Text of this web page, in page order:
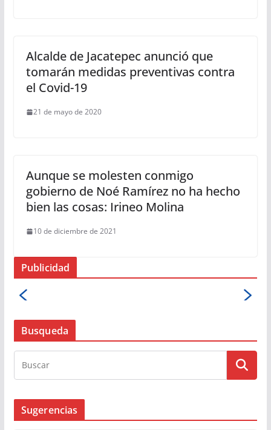
Alcalde de Jacatepec anunció que
tomarán medidas preventivas contra
el Covid-19
21 de mayo de 2020
Aunque se molesten conmigo
gobierno de Noé Ramírez no ha hecho
bien las cosas: Irineo Molina
10 de diciembre de 2021
Publicidad
Busqueda